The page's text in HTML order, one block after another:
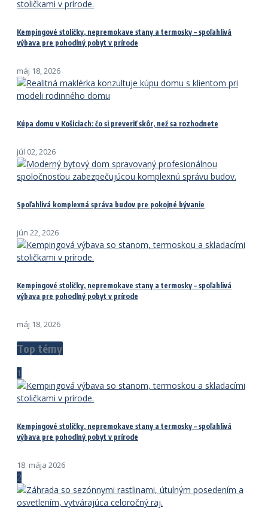
Kempingové stoličky, nepremokave stany a termosky – spoľahlivá
výbava pre pohodlný pobyt v prírode
máj 18, 2026
Kúpa domu v Košiciach: čo si preveriť skôr, než sa rozhodnete
júl 02, 2026
Spoľahlivá komplexná správa budov pre pokojné bývanie
jún 22, 2026
Kempingové stoličky, nepremokave stany a termosky – spoľahlivá
výbava pre pohodlný pobyt v prírode
máj 18, 2026
Top témy
1
Kempingové stoličky, nepremokave stany a termosky – spoľahlivá
výbava pre pohodlný pobyt v prírode
18. mája 2026
2